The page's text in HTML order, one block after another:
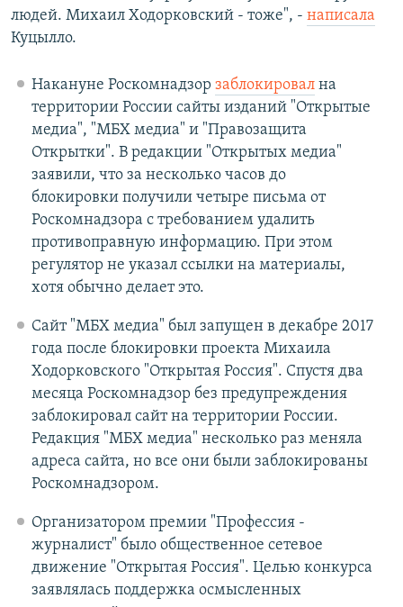
людей. Михаил Ходорковский - тоже", - написала
Куцылло.
Накануне Роскомнадзор заблокировална
территории России сайты изданий "Открытые
медиа", "МБХ медиа" и "Правозащита
Открытки". В редакции "Открытых медиа"
заявили, что за несколько часов до
блокировки получили четыре письма от
Роскомнадзора с требованием удалить
противоправную информацию. При этом
регулятор не указал ссылки на материалы,
хотя обычно делает это.
Сайт "МБХ медиа" был запущен в декабре 2017
года после блокировки проекта Михаила
Ходорковского "Открытая Россия". Спустя два
месяца Роскомнадзор без предупреждения
заблокировал сайт на территории России.
Редакция "МБХ медиа" несколько раз меняла
адреса сайта, но все они были заблокированы
Роскомнадзором.
Организатором премии "Профессия -
журналист" было общественное сетевое
движение "Открытая Россия". Целью конкурса
заявлялась поддержка осмысленных